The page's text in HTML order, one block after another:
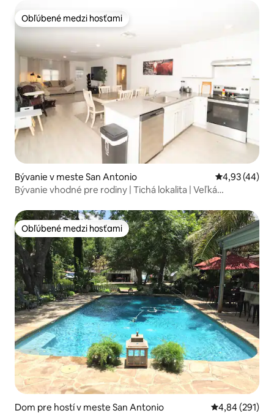
Obľúbené medzi hosťami
Obľúbené medzi hosťami
Bývanie v meste San Antonio Priemerné
4,93 (44)
Bývanie vhodné pre rodiny | Tichá lokalita | Veľká
Obľúbené medzi hosťami
Obľúbené medzi hosťami
Dom pre hostí v meste San Antonio Priemerné
4,84 (291)